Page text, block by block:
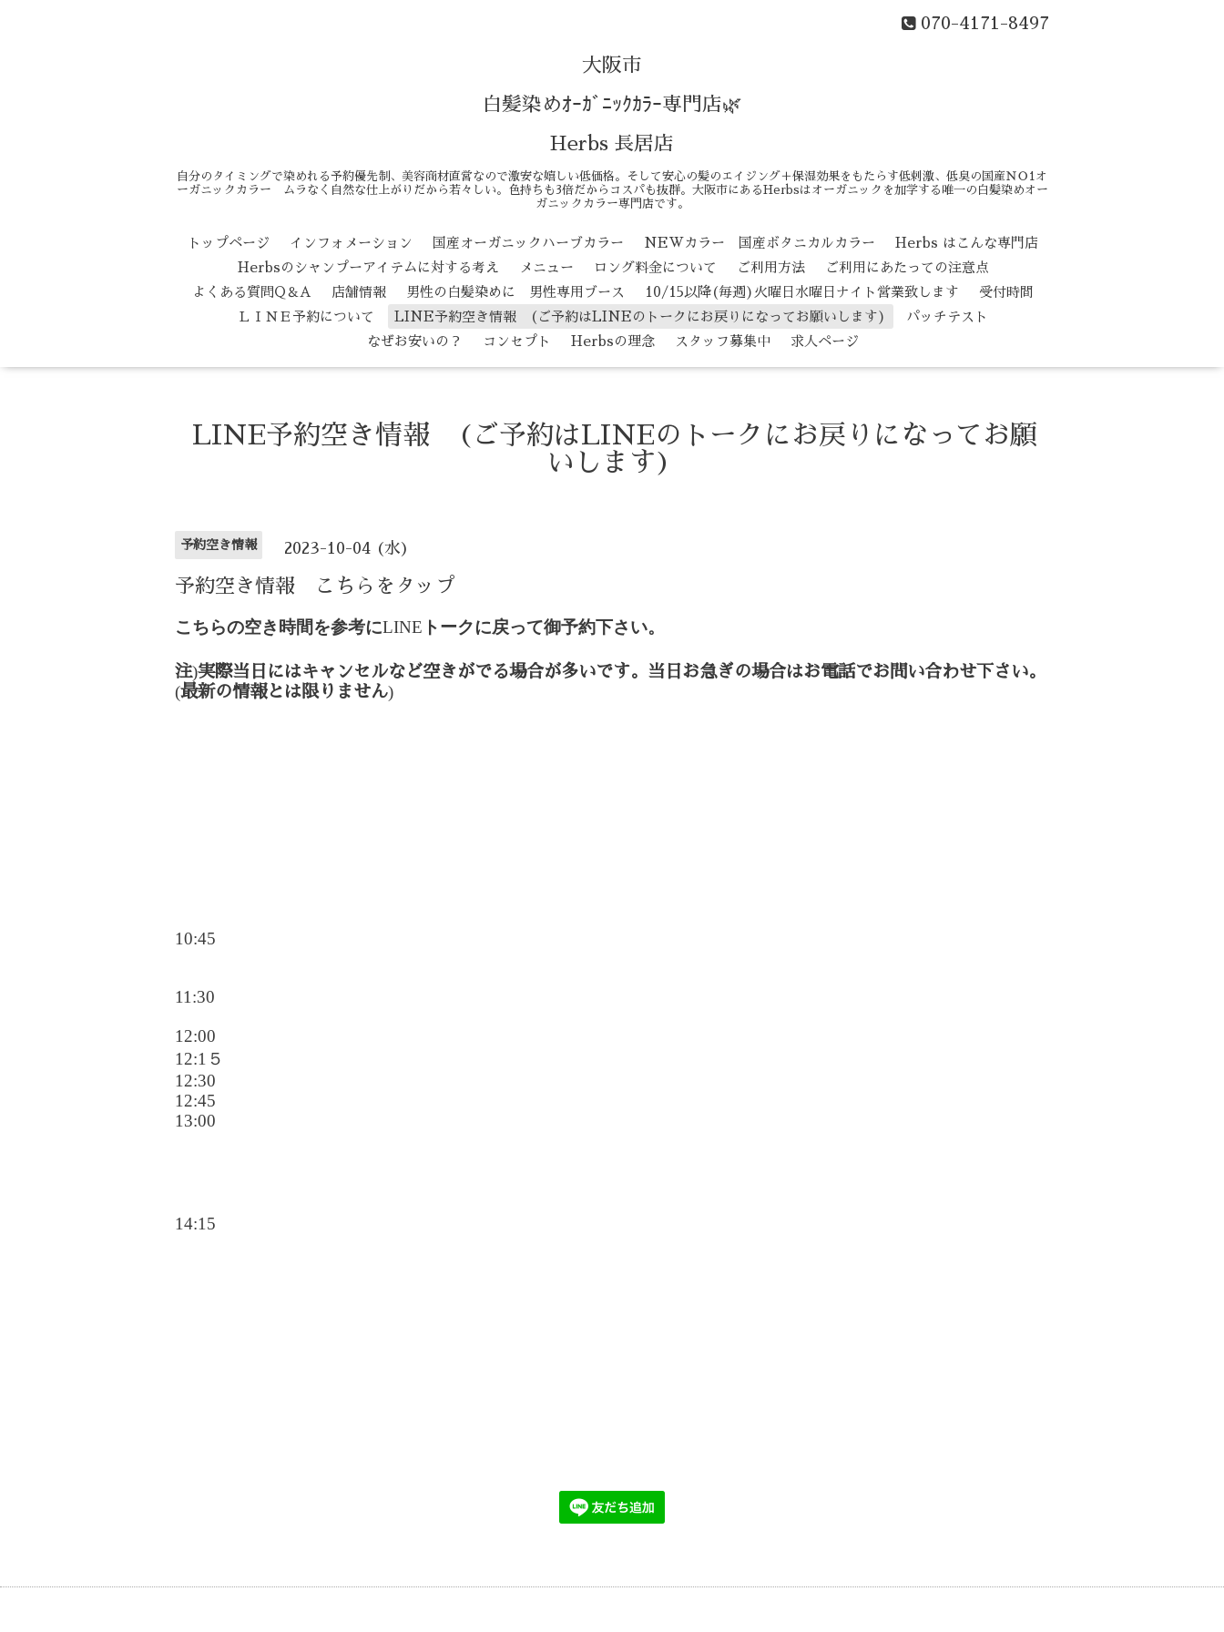
070-4171-8497
大阪市
白髪染めｵｰｶﾞﾆｯｸｶﾗｰ専門店🌿
Herbs 長居店
自分のタイミングで染めれる予約優先制、美容商材直営なので激安な嬉しい低価格。そして安心の髪のエイジング＋保湿効果をもたらす低刺激、低臭の国産ＮＯ1オ
ーガニックカラー ムラなく自然な仕上がりだから若々しい。色持ちも3倍だからコスパも抜群。大阪市にあるHerbsはオーガニックを加学する唯一の白髪染めオー
ガニックカラー専門店です。
トップページ インフォメーション 国産オーガニックハーブカラー NEWカラー 国産ボタニカルカラー
Herbs はこんな専門店
Herbsのシャンプーアイテムに対する考え
メニュー ロング料金について ご利用方法
ご利用にあたっての注意点
よくある質問Q＆A
店舗情報 男性の白髪染めに 男性専用ブース 10/15以降(毎週)火曜日水曜日ナイト営業致します
受付時間
ＬＩＮＥ予約について
LINE予約空き情報 (ご予約はLINEのトークにお戻りになってお願いします)
パッチテスト
なぜお安いの？
コンセプト Herbsの理念 スタッフ募集中 求人ページ
LINE予約空き情報 (ご予約はLINEのトークにお戻りになってお願
いします)
予約空き情報 2023-10-04 (水)
予約空き情報 こちらをタップ
こちらの空き時間を参考にLINE トークに戻って御予約下さい。
注)実際当日にはキャンセルなど空きがでる場合が多いです。当日お急ぎの場合はお電話でお問い合わせ下さい。
(最新の情報とは限りません)
10:45
11:30
12:00
12:1５
12:30
12:45
13:00
14:15